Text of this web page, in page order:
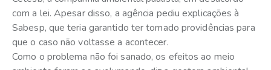
com a lei. Apesar disso, a agência pediu explicações à
Sabesp, que teria garantido ter tomado providências para
que o caso não voltasse a acontecer.
Como o problema não foi sanado, os efeitos ao meio